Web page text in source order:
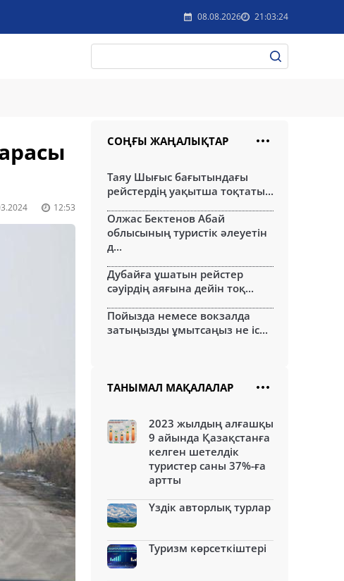
08.08.2026 21:03:24
12:53
СОҢҒЫ ЖАҢАЛЫҚТАР
Таяу Шығыс бағытындағы
рейстердің уақытша тоқтаты...
Олжас Бектенов Абай
облысының туристік әлеуетін
д...
Дубайға ұшатын рейстер
сәуірдің аяғына дейін тоқ...
Пойызда немесе вокзалда
затыңызды ұмытсаңыз не іс...
ТАНЫМАЛ МАҚАЛАЛАР
2023 жылдың алғашқы
9 айында Қазақстанға
келген шетелдік
туристер саны 37%-ға
артты
Үздік авторлық турлар
Туризм көрсеткіштері